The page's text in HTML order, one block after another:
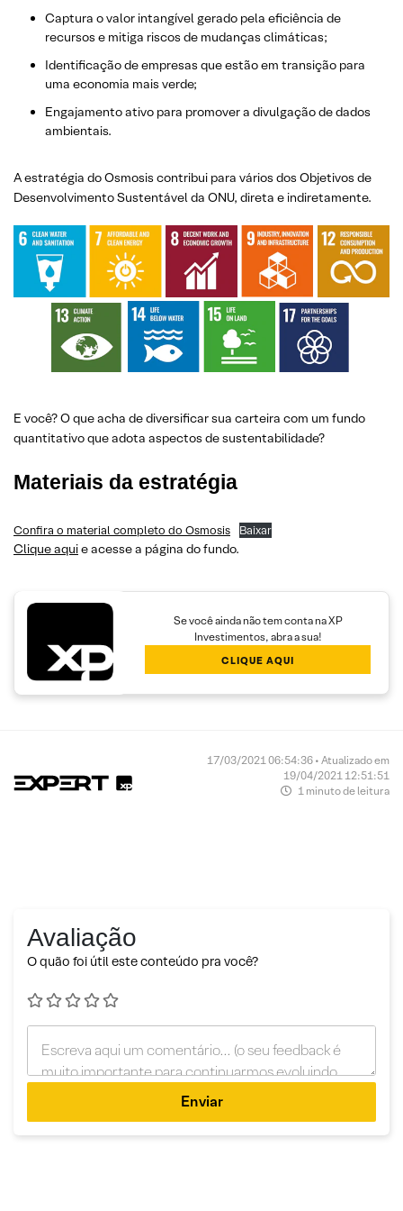
Captura o valor intangível gerado pela eficiência de
recursos e mitiga riscos de mudanças climáticas;
Identificação de empresas que estão em transição para
uma economia mais verde;
Engajamento ativo para promover a divulgação de dados
ambientais.
A estratégia do Osmosis contribui para vários dos Objetivos de
Desenvolvimento Sustentável da ONU, direta e indiretamente.
E você? O que acha de diversificar sua carteira com um fundo
quantitativo que adota aspectos de sustentabilidade?
Materiais da estratégia
Confira o material completo do Osmosis Baixar
Clique aquie acesse a página do fundo.
Se você ainda não tem conta na XP
Investimentos, abra a sua!
CLIQUE AQUI
17/03/2021 06:54:36 • Atualizado em
19/04/2021 12:51:51
1 minuto de leitura
Avaliação
O quão foi útil este conteúdo pra você?
Enviar